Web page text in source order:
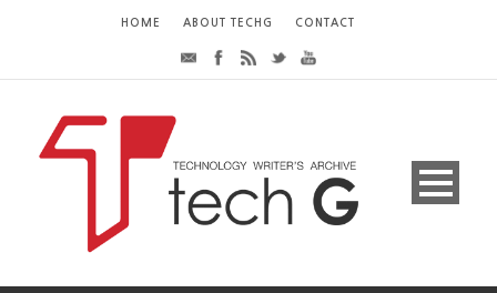
HOME ABOUT TECHG CONTACT